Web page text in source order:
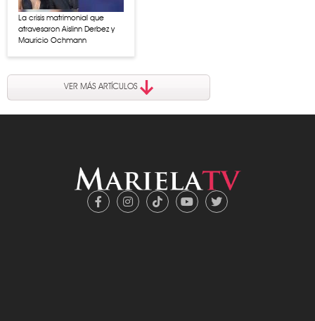
La crisis matrimonial que
atravesaron Aislinn Derbez y
Mauricio Ochmann
VER MÁS ARTÍCULOS